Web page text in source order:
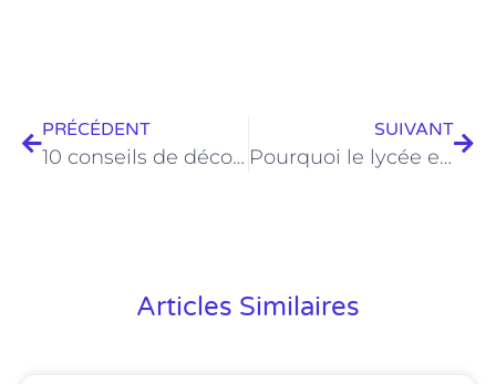
PRÉCÉDENT
10 conseils de décoration incontournables pour votre cuisine moderne
SUIVANT
Pourquoi le lycée en ligne peut-il être meilleur que les salles de classe ?
Articles Similaires